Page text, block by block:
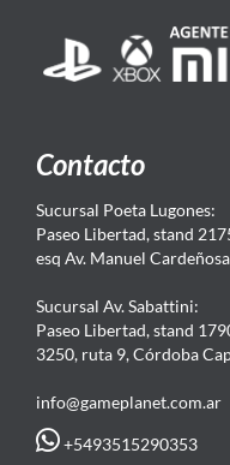
Contacto
Sucursal Poeta Lugones:
Paseo Libertad, stand
esq Av. Manuel
Sucursal Av. Sabattini:
Paseo Libertad, stand
3250, ruta 9, Córdoba
info@gameplanet.com.ar
+5493515290353